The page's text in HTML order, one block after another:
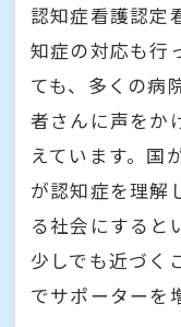
認知症看護認定
知症の対応も行
ても、多くの病
者さんに声をか
えています。国
が認知症を理解
る社会にすると
少しでも近づく
でサポーターを